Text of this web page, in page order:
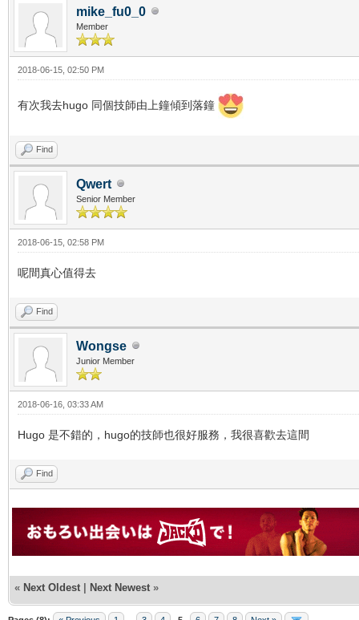
mike_fu0_0
Member
2018-06-15, 02:50 PM
有次我去hugo 同個技師由上鐘傾到落鐘
Find
Qwert
Senior Member
2018-06-15, 02:58 PM
呢間真心值得去
Find
Wongse
Junior Member
2018-06-16, 03:33 AM
Hugo 是不錯的，hugo的技師也很好服務，我很喜歡去這間
Find
« Next Oldest | Next Newest »